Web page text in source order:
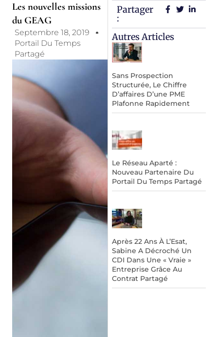
Les nouvelles missions
du GEAG
Septembre 18, 2019
Portail Du Temps
Partagé
Partager
:
Autres Articles
Sans Prospection
Structurée, Le Chiffre
D’affaires D’une PME
Plafonne Rapidement
Le Réseau Aparté :
Nouveau Partenaire Du
Portail Du Temps Partagé
Après 22 Ans À L’Esat,
Sabine A Décroché Un
CDI Dans Une « Vraie »
Entreprise Grâce Au
Contrat Partagé